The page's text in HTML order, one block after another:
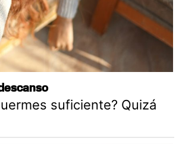
suficiente? Quizá